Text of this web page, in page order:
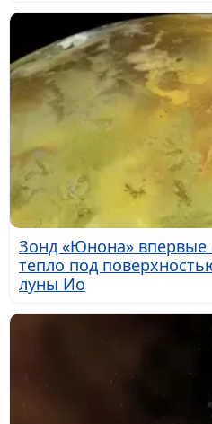
Зонд «Юнона» впервые
тепло под
луны Ио